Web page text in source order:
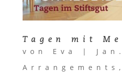
Tagen mit
von Eva |
Arrangements